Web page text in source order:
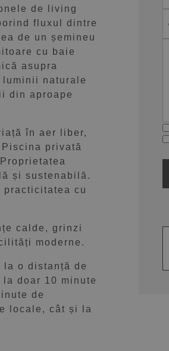
de living
fluxul dintre
de un șemineu
cu baie
asupra
naturale
din aproape
în aer liber,
privată
și sustenabilă.
cu
calde, grinzi
moderne.
o distanță de
doar 10 minute
de
locale, cât și la